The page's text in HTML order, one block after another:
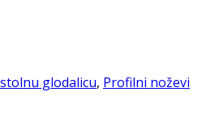
glodalicu, Profilni noževi